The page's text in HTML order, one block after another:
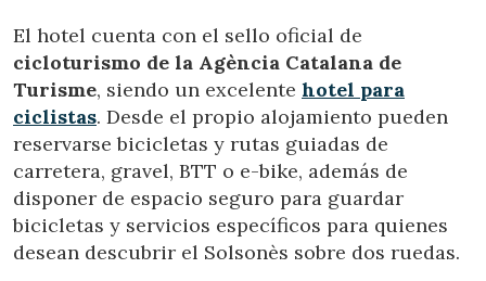
El hotel cuenta con el sello oficial de
cicloturismo de la Agència Catalana de
Turisme, siendo un excelente hotel para
ciclistas. Desde el propio alojamiento pueden
reservarse bicicletas y rutas guiadas de
carretera, gravel, BTT o e-bike, además de
disponer de espacio seguro para guardar
bicicletas y servicios específicos para quienes
desean descubrir el Solsonès sobre dos ruedas.
datos de uso que hacen los usuarios del servicio. Permiten
guardar la información de preferencia del usuario para
mejorar la calidad de nuestros servicios y para ofrecer una
mejor experiencia a través de productos recomendados.
Marketing y publicidad
Estas cookies son utilizadas para almacenar información
sobre las preferencias y elecciones personales del usuario
a través de la observación continuada de sus hábitos de
navegación. Gracias a ellas, podemos conocer los hábitos
de navegación en el sitio web y mostrar publicidad